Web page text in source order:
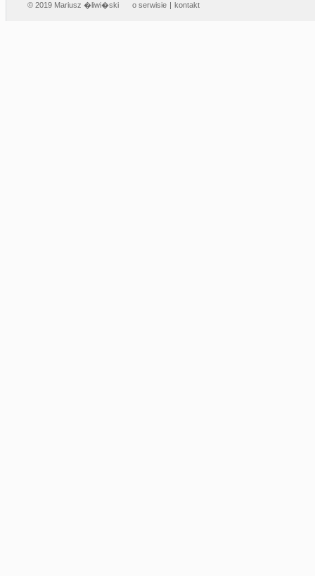
© 2019 Mariusz �liwi�ski o serwisie | kontakt